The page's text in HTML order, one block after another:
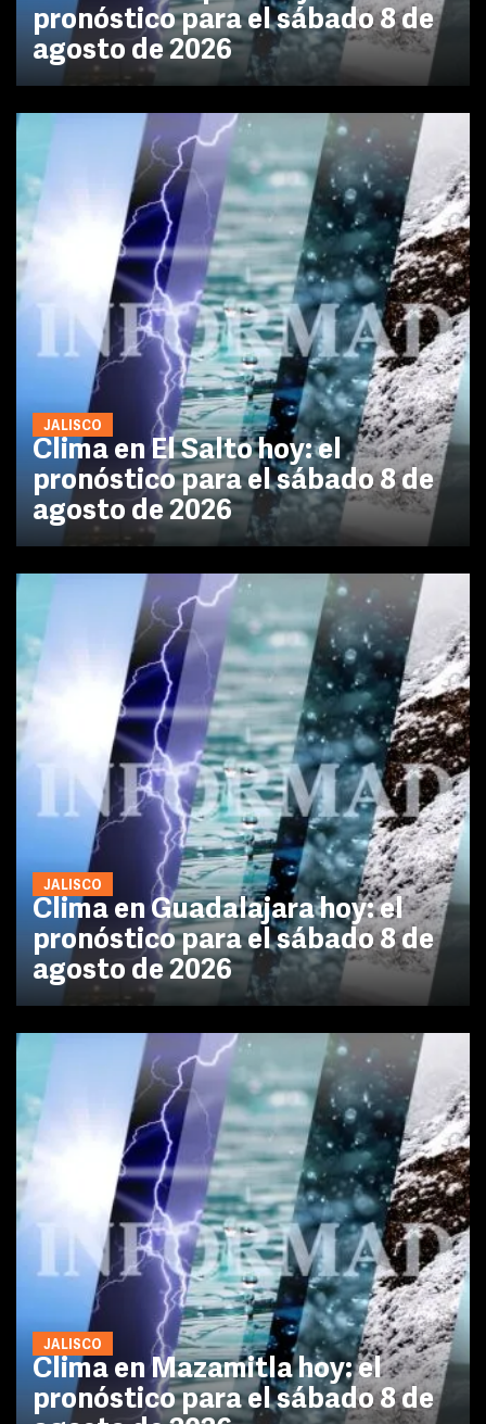
pronóstico para el sábado 8 de
agosto de 2026
JALISCO
Clima en El Salto hoy: el
pronóstico para el sábado 8 de
agosto de 2026
JALISCO
Clima en Guadalajara hoy: el
pronóstico para el sábado 8 de
agosto de 2026
JALISCO
Clima en Mazamitla hoy: el
pronóstico para el sábado 8 de